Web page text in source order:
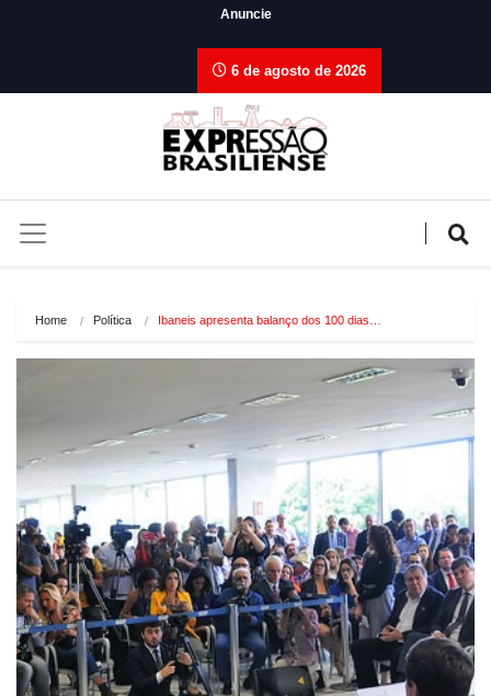
Anuncie
6 de agosto de 2026
Home Política Ibaneis apresenta balanço dos 100 dias…